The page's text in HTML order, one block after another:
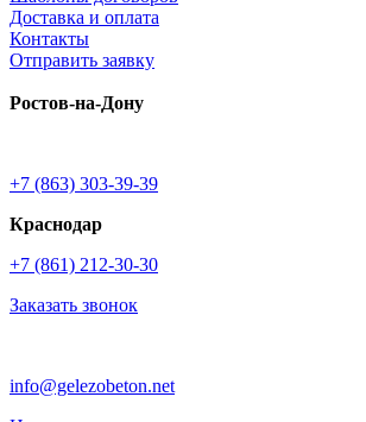
Доставка и оплата
Контакты
Отправить заявку
Ростов-на-Дону
+7 (863) 303-39-39
Краснодар
+7 (861) 212-30-30
Заказать звонок
info@gelezobeton.net